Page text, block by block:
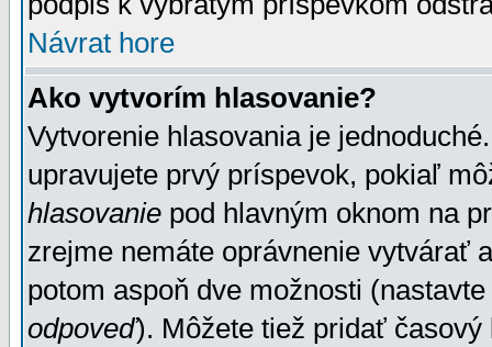
Návrat hore
Ako vytvorím hlasovanie?
Vytvorenie hlasovania je
upravujete prvý príspevok, pokiaľ
hlasovanie pod hlavným oknom na
zrejme nemáte oprávnenie vytvárať
potom aspoň dve možnosti
odpoveď). Môžete tiež pridať